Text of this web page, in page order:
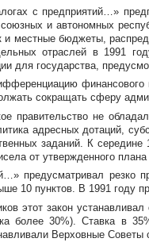
с предприятий…»
и автономных
местные бюджеты,
отраслей в 1991
для государства,
сокращать сферу
правительство не
адресных дотаций,
заданий. К
от утвержденного
предусматривал резко
10 пунктов. В 1991 году
этот закон
более 30%). Ставка в
Верховные